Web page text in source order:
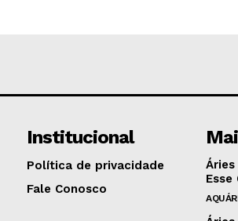
Institucional
Política de privacidade
Fale Conosco
Esse